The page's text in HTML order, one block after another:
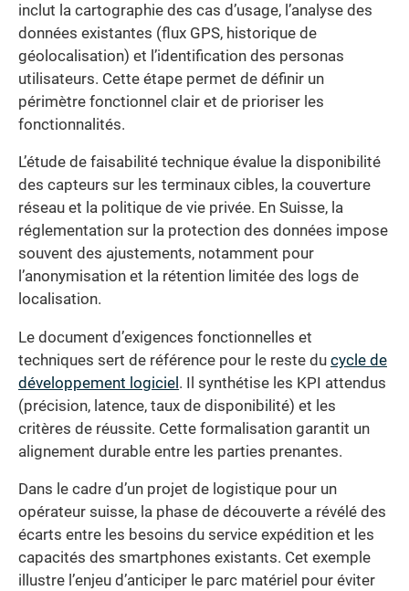
inclut la cartographie des cas d’usage, l’analyse des
données existantes (flux GPS, historique de
géolocalisation) et l’identification des personas
utilisateurs. Cette étape permet de définir un
périmètre fonctionnel clair et de prioriser les
fonctionnalités.
L’étude de faisabilité technique évalue la disponibilité
des capteurs sur les terminaux cibles, la couverture
réseau et la politique de vie privée. En Suisse, la
réglementation sur la protection des données impose
souvent des ajustements, notamment pour
l’anonymisation et la rétention limitée des logs de
localisation.
Le document d’exigences fonctionnelles et
techniques sert de référence pour le reste du cycle de
développement logiciel . Il synthétise les KPI attendus
(précision, latence, taux de disponibilité) et les
critères de réussite. Cette formalisation garantit un
alignement durable entre les parties prenantes.
Dans le cadre d’un projet de logistique pour un
opérateur suisse, la phase de découverte a révélé des
écarts entre les besoins du service expédition et les
capacités des smartphones existants. Cet exemple
illustre l’enjeu d’anticiper le parc matériel pour éviter